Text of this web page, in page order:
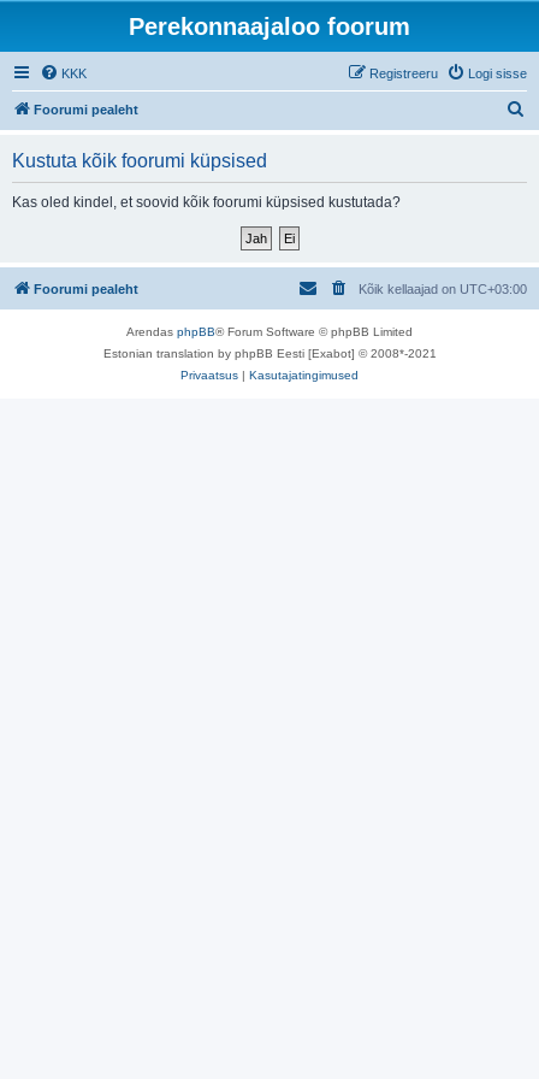
Perekonnaajaloo foorum
KKK Logi sisse
Registreeru
Foorumi pealeht
Kustuta kõik foorumi küpsised
Kas oled kindel, et soovid kõik foorumi küpsised kustutada?
Foorumi pealeht Kõik kellaajad on UTC+03:00
Arendas phpBB® Forum Software © phpBB Limited
Estonian translation by phpBB Eesti [Exabot] © 2008*-2021
Privaatsus | Kasutajatingimused